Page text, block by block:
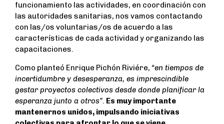
funcionamiento las actividades, en coordinación con
las autoridades sanitarias, nos vamos contactando
con las/os voluntarias/os de acuerdo a las
características de cada actividad y organizando las
capacitaciones.
Como planteó Enrique Pichón Riviére, “en tiempos de
incertidumbre y desesperanza, es imprescindible
gestar proyectos colectivos desde donde planificar la
esperanza junto a otros”. Es muy importante
mantenernos unidos, impulsando iniciativas